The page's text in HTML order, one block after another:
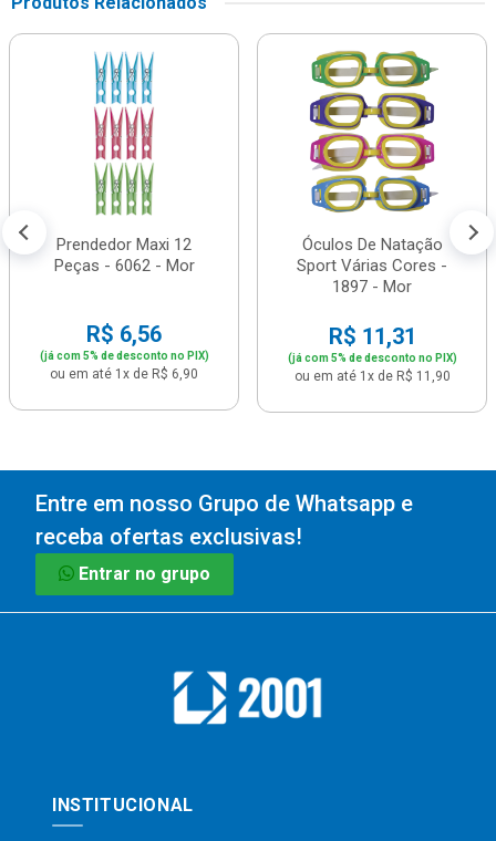
Prendedor Maxi 12
Peças - 6062 - Mor
R$ 6,56
(já com 5% de desconto no PIX)
ou em até 1x de R$ 6,90
Óculos De Natação
Sport Várias Cores -
1897 - Mor
R$ 11,31
(já com 5% de desconto no PIX)
ou em até 1x de R$ 11,90
Entre em nosso Grupo de Whatsapp e
receba ofertas exclusivas!
Entrar no grupo
INSTITUCIONAL